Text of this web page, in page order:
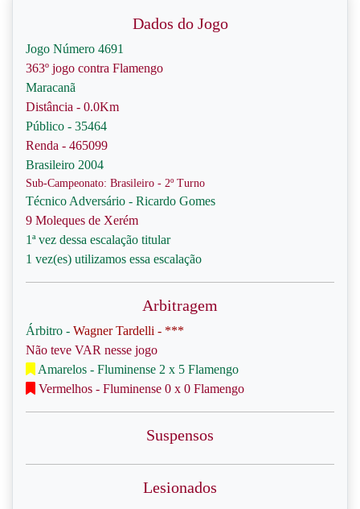
Dados do Jogo
Jogo Número 4691
363º jogo contra Flamengo
Maracanã
Distância - 0.0Km
Público - 35464
Renda - 465099
Brasileiro 2004
Sub-Campeonato: Brasileiro - 2º Turno
Técnico Adversário - Ricardo Gomes
9 Moleques de Xerém
1ª vez dessa escalação titular
1 vez(es) utilizamos essa escalação
Arbitragem
Árbitro - Wagner Tardelli - ***
Não teve VAR nesse jogo
Amarelos - Fluminense 2 x 5 Flamengo
Vermelhos - Fluminense 0 x 0 Flamengo
Suspensos
Lesionados